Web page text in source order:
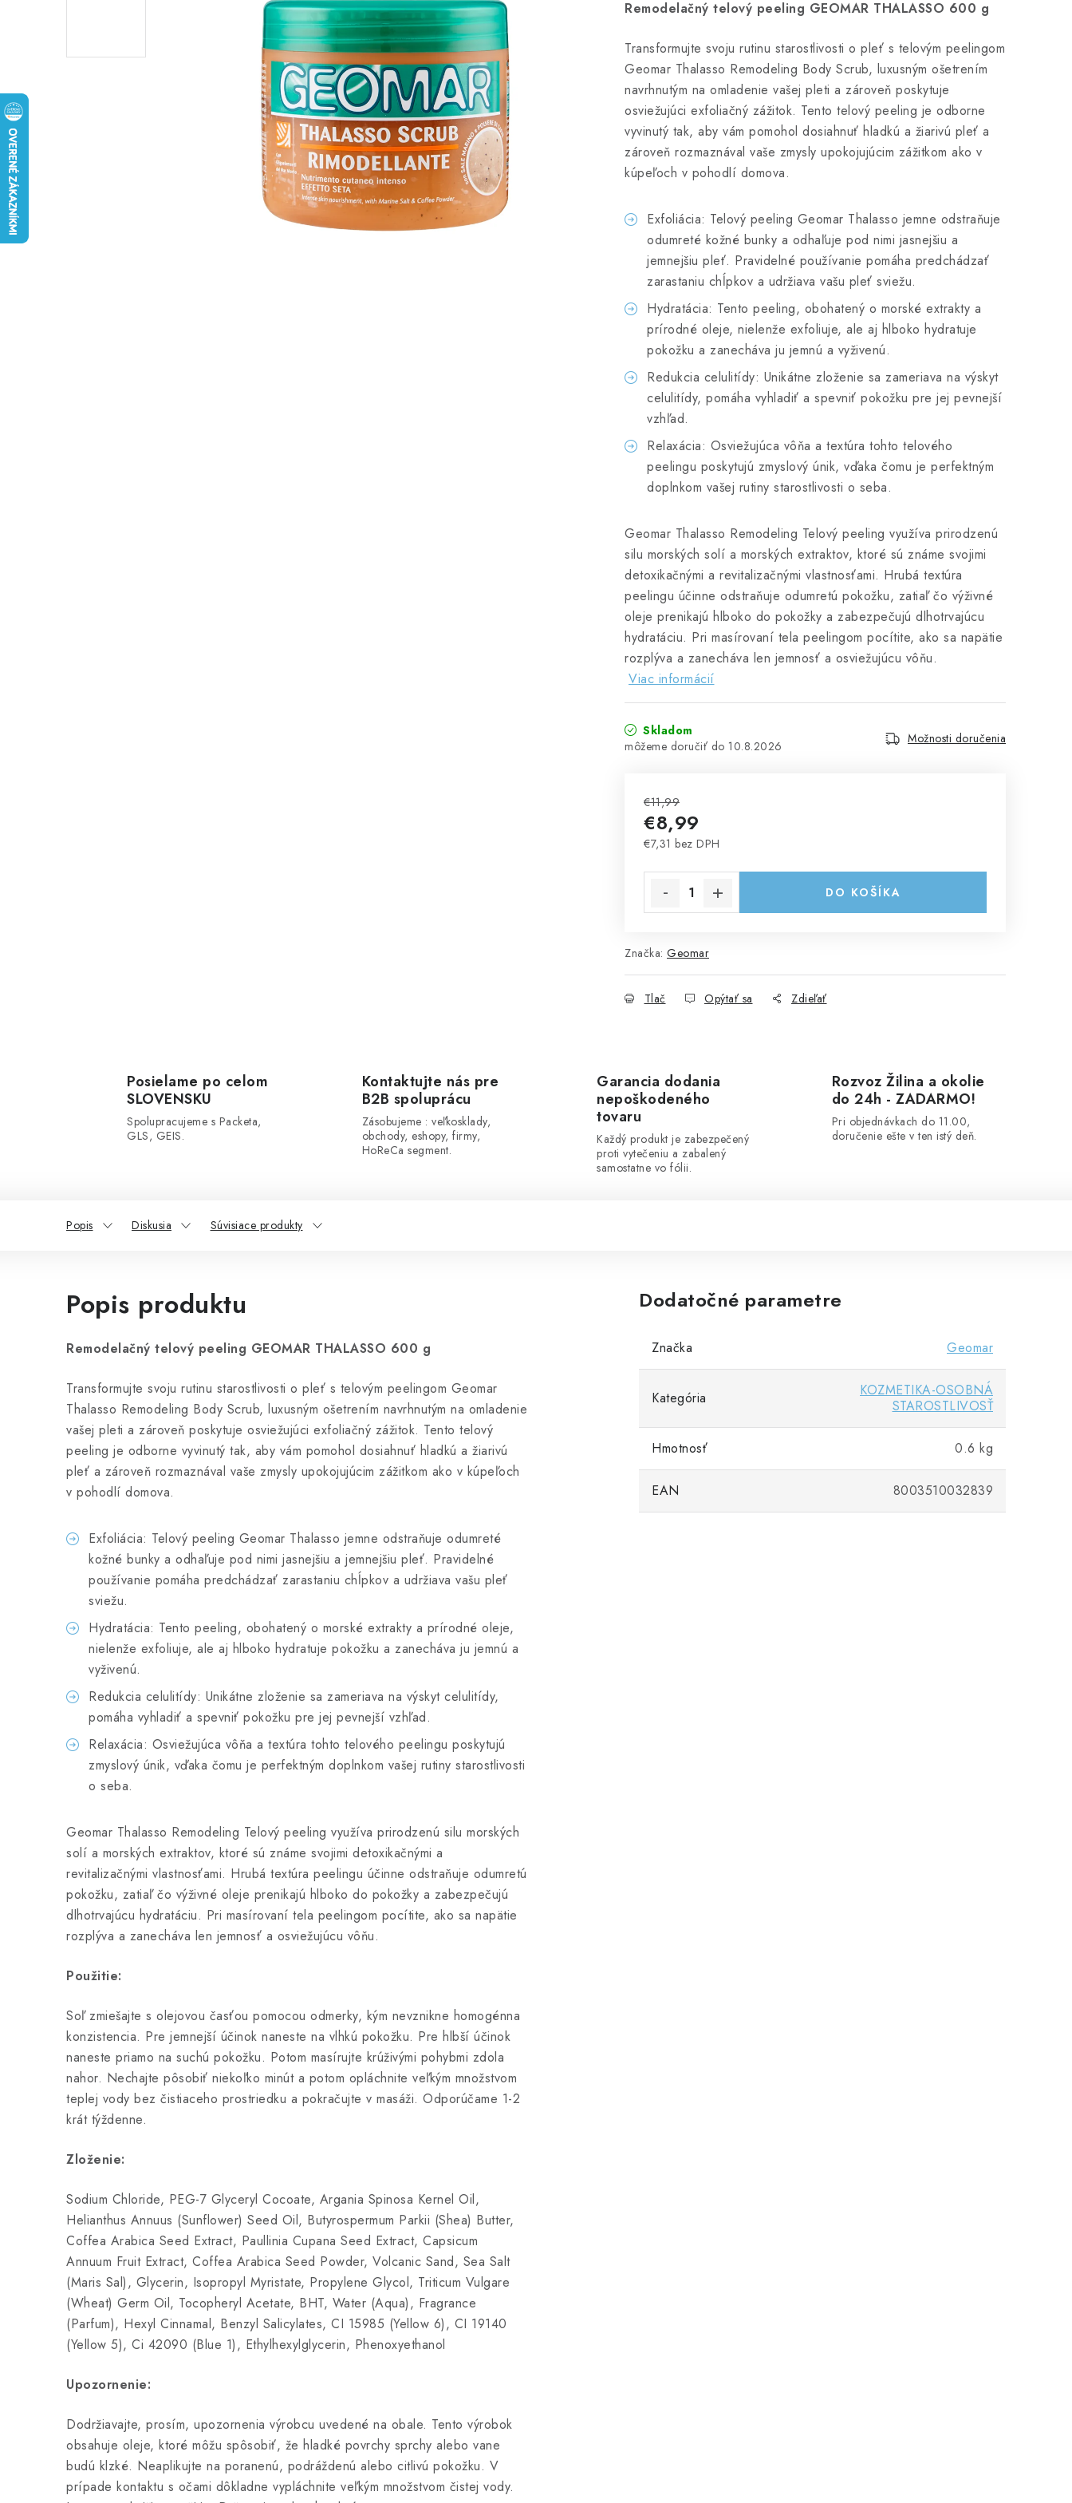
Remodelačný telový peeling GEOMAR THALASSO 600 g
Transformujte svoju rutinu starostlivosti o pleť s telovým peelingom
Geomar Thalasso Remodeling Body Scrub, luxusným ošetrením
navrhnutým na omladenie vašej pleti a zároveň poskytuje
osviežujúci exfoliačný zážitok. Tento telový peeling je odborne
vyvinutý tak, aby vám pomohol dosiahnuť hladkú a žiarivú pleť a
zároveň rozmaznával vaše zmysly upokojujúcim zážitkom ako v
kúpeľoch v pohodlí domova.
Exfoliácia: Telový peeling Geomar Thalasso jemne odstraňuje
odumreté kožné bunky a odhaľuje pod nimi jasnejšiu a
jemnejšiu pleť. Pravidelné používanie pomáha predchádzať
zarastaniu chĺpkov a udržiava vašu pleť sviežu.
Hydratácia: Tento peeling, obohatený o morské extrakty a
prírodné oleje, nielenže exfoliuje, ale aj hlboko hydratuje
pokožku a zanecháva ju jemnú a vyživenú.
Redukcia celulitídy: Unikátne zloženie sa zameriava na výskyt
celulitídy, pomáha vyhladiť a spevniť pokožku pre jej pevnejší
vzhľad.
Relaxácia: Osviežujúca vôňa a textúra tohto telového
peelingu poskytujú zmyslový únik, vďaka čomu je perfektným
doplnkom vašej rutiny starostlivosti o seba.
Geomar Thalasso Remodeling Telový peeling využíva prirodzenú
silu morských solí a morských extraktov, ktoré sú známe svojimi
detoxikačnými a revitalizačnými vlastnosťami. Hrubá textúra
peelingu účinne odstraňuje odumretú pokožku, zatiaľ čo výživné
oleje prenikajú hlboko do pokožky a zabezpečujú dlhotrvajúcu
hydratáciu. Pri masírovaní tela peelingom pocítite, ako sa napätie
rozplýva a zanecháva len jemnosť a osviežujúcu vôňu.
Viac informácií
Skladom
10.8.2026
Možnosti doručenia
€11,99
€8,99
€7,31 bez DPH
DO KOŠÍKA
Značka: Geomar
Tlač Opýtať sa Zdieľať
Posielame po celom
SLOVENSKU
Spolupracujeme s Packeta,
GLS, GEIS.
Kontaktujte nás pre
B2B spoluprácu
Zásobujeme : veľkosklady,
obchody, eshopy, firmy,
HoReCa segment.
Garancia dodania
nepoškodeného
tovaru
Každý produkt je zabezpečený
proti vytečeniu a zabalený
samostatne vo fólii.
Rozvoz Žilina a okolie
do 24h - ZADARMO!
Pri objednávkach do 11.00,
doručenie ešte v ten istý deň.
Popis Diskusia Súvisiace produkty
Popis produktu
Remodelačný telový peeling GEOMAR THALASSO 600 g
Transformujte svoju rutinu starostlivosti o pleť s telovým peelingom Geomar
Thalasso Remodeling Body Scrub, luxusným ošetrením navrhnutým na omladenie
vašej pleti a zároveň poskytuje osviežujúci exfoliačný zážitok. Tento telový
peeling je odborne vyvinutý tak, aby vám pomohol dosiahnuť hladkú a žiarivú
pleť a zároveň rozmaznával vaše zmysly upokojujúcim zážitkom ako v kúpeľoch
v pohodlí domova.
Exfoliácia: Telový peeling Geomar Thalasso jemne odstraňuje odumreté
kožné bunky a odhaľuje pod nimi jasnejšiu a jemnejšiu pleť. Pravidelné
používanie pomáha predchádzať zarastaniu chĺpkov a udržiava vašu pleť
sviežu.
Hydratácia: Tento peeling, obohatený o morské extrakty a prírodné oleje,
nielenže exfoliuje, ale aj hlboko hydratuje pokožku a zanecháva ju jemnú a
vyživenú.
Redukcia celulitídy: Unikátne zloženie sa zameriava na výskyt celulitídy,
pomáha vyhladiť a spevniť pokožku pre jej pevnejší vzhľad.
Relaxácia: Osviežujúca vôňa a textúra tohto telového peelingu poskytujú
zmyslový únik, vďaka čomu je perfektným doplnkom vašej rutiny starostlivosti
o seba.
Geomar Thalasso Remodeling Telový peeling využíva prirodzenú silu morských
solí a morských extraktov, ktoré sú známe svojimi detoxikačnými a
revitalizačnými vlastnosťami. Hrubá textúra peelingu účinne odstraňuje odumretú
pokožku, zatiaľ čo výživné oleje prenikajú hlboko do pokožky a zabezpečujú
dlhotrvajúcu hydratáciu. Pri masírovaní tela peelingom pocítite, ako sa napätie
rozplýva a zanecháva len jemnosť a osviežujúcu vôňu.
Použitie:
Soľ zmiešajte s olejovou časťou pomocou odmerky, kým nevznikne homogénna
konzistencia. Pre jemnejší účinok naneste na vlhkú pokožku. Pre hlbší účinok
naneste priamo na suchú pokožku. Potom masírujte krúživými pohybmi zdola
nahor. Nechajte pôsobiť niekoľko minút a potom opláchnite veľkým množstvom
teplej vody bez čistiaceho prostriedku a pokračujte v masáži. Odporúčame 1-2
krát týždenne.
Zloženie:
Sodium Chloride, PEG-7 Glyceryl Cocoate, Argania Spinosa Kernel Oil,
Helianthus Annuus (Sunflower) Seed Oil, Butyrospermum Parkii (Shea) Butter,
Coffea Arabica Seed Extract, Paullinia Cupana Seed Extract, Capsicum
Annuum Fruit Extract, Coffea Arabica Seed Powder, Volcanic Sand, Sea Salt
(Maris Sal), Glycerin, Isopropyl Myristate, Propylene Glycol, Triticum Vulgare
(Wheat) Germ Oil, Tocopheryl Acetate, BHT, Water (Aqua), Fragrance
(Parfum), Hexyl Cinnamal, Benzyl Salicylates, CI 15985 (Yellow 6), CI 19140
(Yellow 5), Ci 42090 (Blue 1), Ethylhexylglycerin, Phenoxyethanol
Upozornenie:
Dodržiavajte, prosím, upozornenia výrobcu uvedené na obale. Tento výrobok
obsahuje oleje, ktoré môžu spôsobiť, že hladké povrchy sprchy alebo vane
budú klzké. Neaplikujte na poranenú, podráždenú alebo citlivú pokožku. V
prípade kontaktu s očami dôkladne vypláchnite veľkým množstvom čistej vody.
Dodatočné parametre
Značka Geomar
Kategória
KOZMETIKA-OSOBNÁ
STAROSTLIVOSŤ
Hmotnosť 0.6 kg
EAN 8003510032839